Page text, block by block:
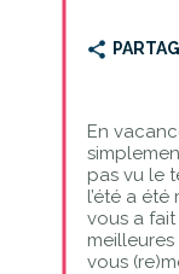
En
pas vu le
l’été a
vous a
vous